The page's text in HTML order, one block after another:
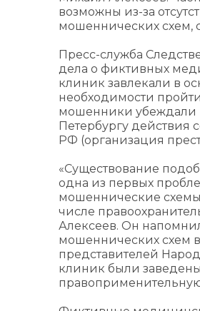
возможны из-за
мошеннических схем,
Пресс-служба
дела о фиктивных
клиник завлекали в
необходимости
мошенники убеждали
Петербургу действия
РФ (организация
«Существование
одна из первых
мошеннические схемы
числе
Алексеев. Он
мошеннических схем
представителей
клиник были